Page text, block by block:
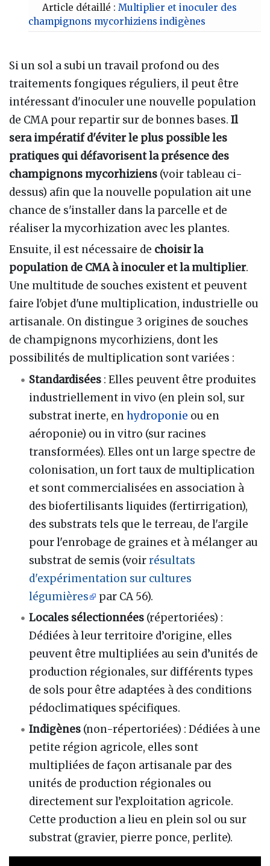
Article détaillé :Multiplier et inoculer des
champignons mycorhiziens indigènes
Si un sol a subi un travail profond ou des
traitements fongiques réguliers, il peut être
intéressant d'inoculer une nouvelle population
de CMA pour repartir sur de bonnes bases. Il
sera impératif d'éviter le plus possible les
pratiques qui défavorisent la présence des
champignons mycorhiziens (voir tableau ci-
dessus) afin que la nouvelle population ait une
chance de s'installer dans la parcelle et de
réaliser la mycorhization avec les plantes.
Ensuite, il est nécessaire de choisir la
population de CMA à inoculer et la multiplier.
Une multitude de souches existent et peuvent
faire l'objet d'une multiplication, industrielle ou
artisanale. On distingue 3 origines de souches
de champignons mycorhiziens, dont les
possibilités de multiplication sont variées :
Standardisées : Elles peuvent être produites
industriellement in vivo (en plein sol, sur
substrat inerte, enhydroponie ou en
aéroponie) ou in vitro (sur racines
transformées). Elles ont un large spectre de
colonisation, un fort taux de multiplication
et sont commercialisées en association à
des biofertilisants liquides (fertirrigation),
des substrats tels que le terreau, de l'argile
pour l'enrobage de graines et à mélanger au
substrat de semis (voirrésultats
d'expérimentation sur cultures
légumières
par CA 56).
Locales sélectionnées (répertoriées) :
Dédiées à leur territoire d’origine, elles
peuvent être multipliées au sein d’unités de
production régionales, sur différents types
de sols pour être adaptées à des conditions
pédoclimatiques spécifiques.
Indigènes (non-répertoriées) : Dédiées à une
petite région agricole, elles sont
multipliées de façon artisanale par des
unités de production régionales ou
directement sur l’exploitation agricole.
Cette production a lieu en plein sol ou sur
substrat (gravier, pierre ponce, perlite).